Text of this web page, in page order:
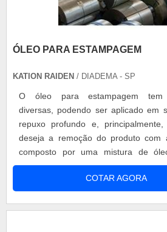
ÓLEO PARA ESTAMPAGEM
KATION RAIDEN / DIADEMA - SP
O óleo para estampagem tem
diversas, podendo ser aplicado em
repuxo profundo e,
deseja a remoção do produto com
composto por uma mistura de
parafínicos, aditivos de extrema
de ácidos graxos vegetais.
Longa vida útil das ferramentas;
COTAR AGORA